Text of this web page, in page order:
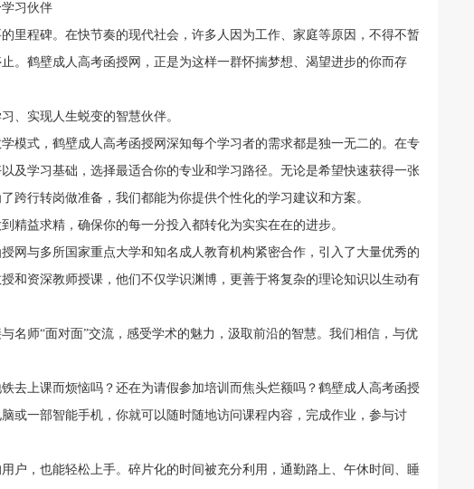
习伙伴
里程碑。在快节奏的现代社会，许多人因为工作、家庭等原因，不得不暂
。鹤壁成人高考函授网，正是为这样一群怀揣梦想、渴望进步的你而存
、实现人生蜕变的智慧伙伴。
模式，鹤壁成人高考函授网深知每个学习者的需求都是独一无二的。在专
及学习基础，选择最适合你的专业和学习路径。无论是希望快速获得一张
跨行转岗做准备，我们都能为你提供个性化的学习建议和方案。
精益求精，确保你的每一分投入都转化为实实在在的进步。
网与多所国家重点大学和知名成人教育机构紧密合作，引入了大量优秀的
和资深教师授课，他们不仅学识渊博，更善于将复杂的理论知识以生动有
名师“面对面”交流，感受学术的魅力，汲取前沿的智慧。我们相信，与优
去上课而烦恼吗？还在为请假参加培训而焦头烂额吗？鹤壁成人高考函授
或一部智能手机，你就可以随时随地访问课程内容，完成作业，参与讨
户，也能轻松上手。碎片化的时间被充分利用，通勤路上、午休时间、睡